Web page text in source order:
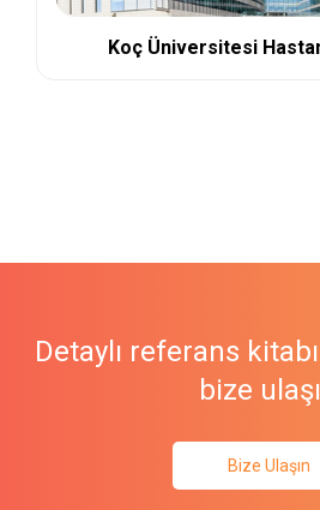
Koç Üniversitesi
Detaylı referans
bize
Bize Ulaşın